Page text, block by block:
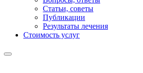
Статьи, советы
Публикации
Результаты лечения
Стоимость услуг